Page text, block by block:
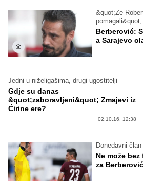
&quot;Ze
pomagali&quot;
Berberović:
a Sarajevo
Jedni u niželigašima, drugi ugostitelji
Gdje su danas
&quot;zaboravljeni&quot; Zmajevi iz
Ćirine ere?
02.10.16. 12:38
Donedavni
Ne može
za